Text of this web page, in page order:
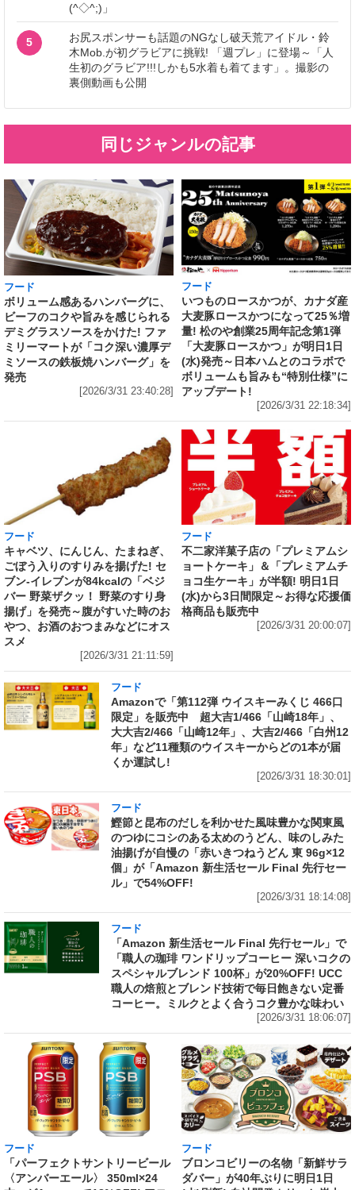
(^◇^;)」
5
お尻スポンサーも話題のNGなし破天荒アイドル・鈴
木Mob.が初グラビアに挑戦! 「週プレ」に登場～「人
生初のグラビア!!!しかも5水着も着てます」。撮影の
裏側動画も公開
同じジャンルの記事
フード
ボリューム感あるハンバーグに、
ビーフのコクや旨みを感じられる
デミグラスソースをかけた! ファ
ミリーマートが「コク深い濃厚デ
ミソースの鉄板焼ハンバーグ」を
発売
[2026/3/31 23:40:28]
フード
いつものロースかつが、カナダ産
大麦豚ロースかつになって25％増
量! 松のや創業25周年記念第1弾
「大麦豚ロースかつ」が明日1日
(水)発売～日本ハムとのコラボで
ボリュームも旨みも“特別仕様”に
アップデート!
[2026/3/31 22:18:34]
フード
キャベツ、にんじん、たまねぎ、
ごぼう入りのすりみを揚げた! セ
ブン‐イレブンが84kcalの「ベジ
バー 野菜ザクッ！ 野菜のすり身
揚げ」を発売～腹がすいた時のお
やつ、お酒のおつまみなどにオス
スメ
[2026/3/31 21:11:59]
フード
不二家洋菓子店の「プレミアムシ
ョートケーキ」＆「プレミアムチ
ョコ生ケーキ」が半額! 明日1日
(水)から3日間限定～お得な応援価
格商品も販売中
[2026/3/31 20:00:07]
フード
Amazonで「第112弾 ウイスキーみくじ 466口
限定」を販売中 超大吉1/466「山崎18年」、
大大吉2/466「山崎12年」、大吉2/466「白州12
年」など11種類のウイスキーからどの1本が届
くか運試し!
[2026/3/31 18:30:01]
フード
鰹節と昆布のだしを利かせた風味豊かな関東風
のつゆにコシのある太めのうどん、味のしみた
油揚げが自慢の「赤いきつねうどん 東 96g×12
個」が「Amazon 新生活セール Final 先行セー
ル」で54%OFF!
[2026/3/31 18:14:08]
フード
「Amazon 新生活セール Final 先行セール」で
「職人の珈琲 ワンドリップコーヒー 深いコクの
スペシャルブレンド 100杯」が20%OFF! UCC
職人の焙煎とブレンド技術で毎日飽きない定番
コーヒー。ミルクとよく合うコク豊かな味わい
[2026/3/31 18:06:07]
フード
「パーフェクトサントリービール
〈アンバーエール〉 350ml×24
フード
ブロンコビリーの名物「新鮮サラ
ダバー」が40年ぶりに明日1日